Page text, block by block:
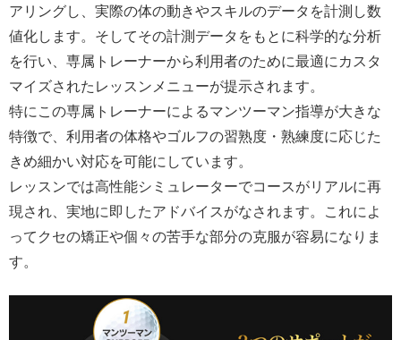
アリングし、実際の体の動きやスキルのデータを計測し数
値化します。そしてその計測データをもとに科学的な分析
を行い、専属トレーナーから利用者のために最適にカスタ
マイズされたレッスンメニューが提示されます。
特にこの専属トレーナーによるマンツーマン指導が大きな
特徴で、利用者の体格やゴルフの習熟度・熟練度に応じた
きめ細かい対応を可能にしています。
レッスンでは高性能シミュレーターでコースがリアルに再
現され、実地に即したアドバイスがなされます。これによ
ってクセの矯正や個々の苦手な部分の克服が容易になりま
す。